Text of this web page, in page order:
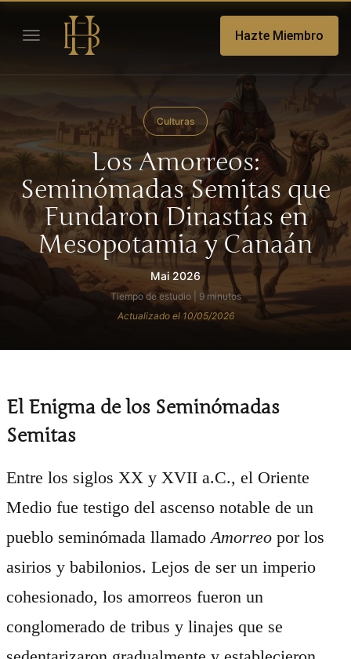
Hazte Miembro
Culturas
Los Amorreos:
Seminómadas Semitas que
Fundaron Dinastías en
Mesopotamia y Canaán
Mai 2026
Tiempo de estudio | 9 minutos
Actualizado el 10/05/2026
El Enigma de los Seminómadas
Semitas
Entre los siglos XX y XVII a.C., el Oriente
Medio fue testigo del ascenso notable de un
pueblo seminómada llamado Amorreo por los
asirios y babilonios. Lejos de ser un imperio
cohesionado, los amorreos fueron un
conglomerado de tribus y linajes que se